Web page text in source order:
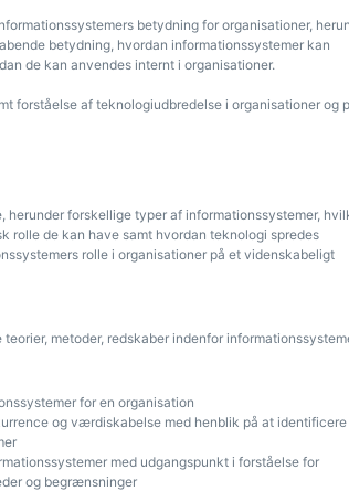
betydning for organisationer,
betydning, hvordan informationssystemer kan
de kan anvendes internt i organisationer.
forståelse af teknologiudbredelse i organisationer og
forskellige typer af informationssystemer,
rolle de kan have samt hvordan teknologi spredes
rolle i organisationer på et videnskabeligt
metoder, redskaber indenfor
for en organisation
og værdiskabelse med henblik på at identificere
med udgangspunkt i forståelse for
og begrænsninger